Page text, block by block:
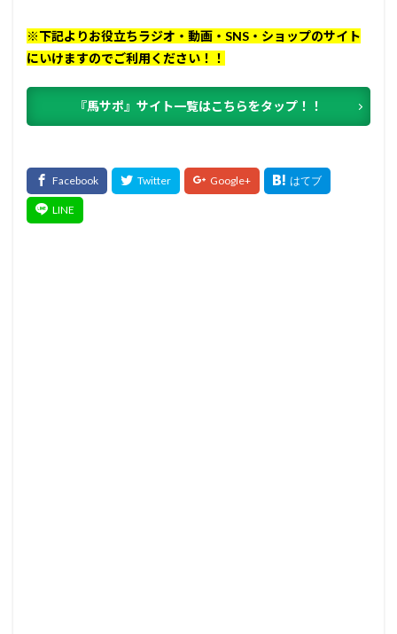
※下記よりお役立ちラジオ・動画・SNS・ショップのサイト
にいけますのでご利用ください！！
『馬サポ』サイト一覧はこちらをタップ！！